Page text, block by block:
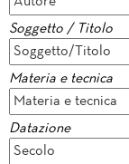
Soggetto / Titolo
Materia e tecnica
Datazione